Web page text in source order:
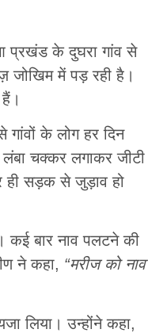
प्रखंड के दुघरा गांव से
जोखिम में पड़ रही है।
गांवों के लोग हर दिन
चक्कर लगाकर जीटी
ही सड़क से जुड़ाव हो
कई बार नाव पलटने की
ने कहा, “मरीज को नाव
लिया। उन्होंने कहा,